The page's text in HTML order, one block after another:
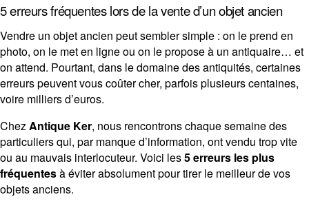
À propos
Contact
5 erreurs fréquentes lors de la vente d’un objet ancien
Vendre un objet ancien peut sembler simple : on le prend en
photo, on le met en ligne ou on le propose à un antiquaire… et
on attend. Pourtant, dans le domaine des antiquités, certaines
erreurs peuvent vous coûter cher, parfois plusieurs centaines,
voire milliers d’euros.
ChezAntique Ker, nous rencontrons chaque semaine des
particuliers qui, par manque d’information, ont vendu trop vite
ou au mauvais interlocuteur. Voici les5 erreurs les plus
fréquentesà éviter absolument pour tirer le meilleur de vos
objets anciens.